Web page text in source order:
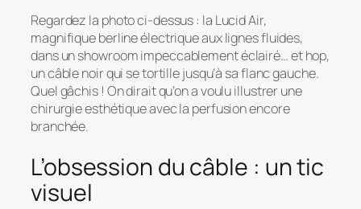
Regardez la photo ci-dessus : la Lucid Air,
magnifique berline électrique aux lignes fluides,
dans un showroom impeccablement éclairé… et hop,
un câble noir qui se tortille jusqu’à sa flanc gauche.
Quel gâchis ! On dirait qu’on a voulu illustrer une
chirurgie esthétique avec la perfusion encore
branchée.
L’obsession du câble : un tic
visuel